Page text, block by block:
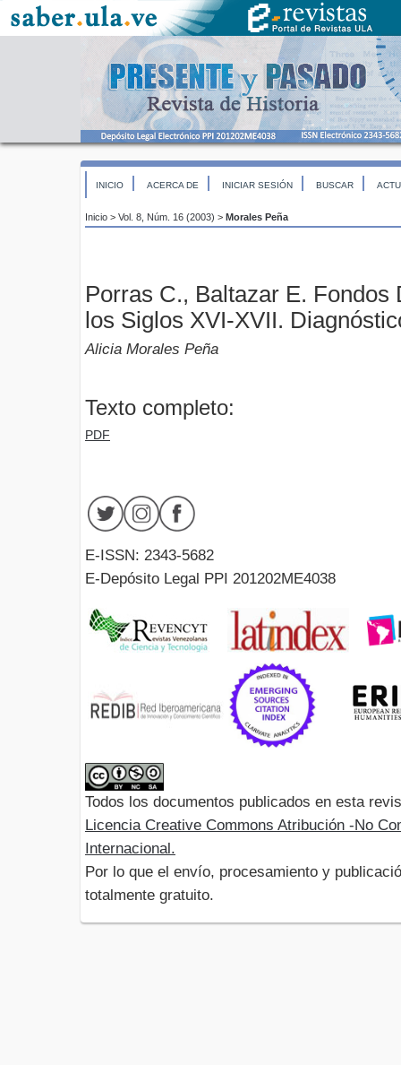
INICIO ACERCA DE INICIAR SESIÓN BUSCAR
Inicio > Vol. 8, Núm. 16 (2003) > Morales Peña
Porras C., Baltazar E. Fondos
los Siglos XVI-XVII.
Alicia Morales Peña
Texto completo:
PDF
E-ISSN: 2343-5682
E-Depósito Legal PPI 201202ME4038
Todos los documentos publicados en esta
Licencia Creative Commons Atribución -No
Internacional.
Por lo que el envío, procesamiento y
totalmente gratuito.